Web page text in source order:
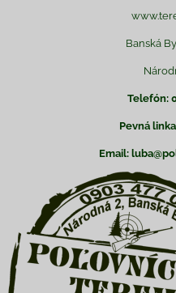
Banská
Telefón:
Pevná
Email: